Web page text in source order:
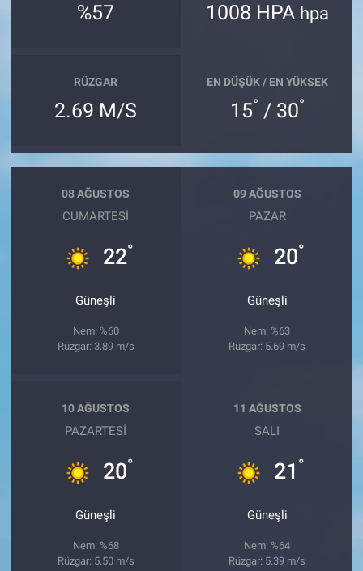
%57 1008 HPA hpa
RÜZGAR
2.69 M/S
EN DÜŞÜK / EN YÜKSEK
15° / 30°
08 AĞUSTOS
CUMARTESI
22°
Güneşli
Nem: %60
Rüzgar: 3.89 m/s
09 AĞUSTOS
PAZAR
20°
Güneşli
Nem: %63
Rüzgar: 5.69 m/s
10 AĞUSTOS
PAZARTESI
20°
Güneşli
Nem: %68
Rüzgar: 5.50 m/s
11 AĞUSTOS
SALI
21 °
Güneşli
Nem: %64
Rüzgar: 5.39 m/s